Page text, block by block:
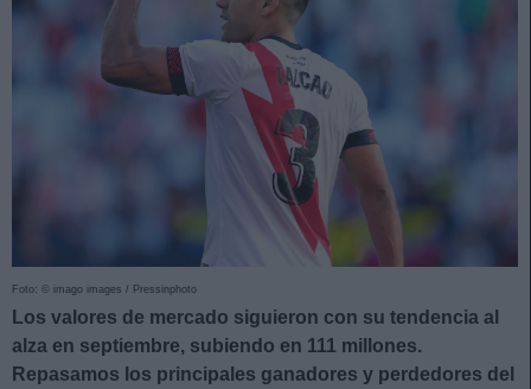
Foto: © imago images / Pressinphoto
Los valores de mercado siguieron con su tendencia al
alza en septiembre, subiendo en 111 millones.
Repasamos los principales ganadores y perdedores del